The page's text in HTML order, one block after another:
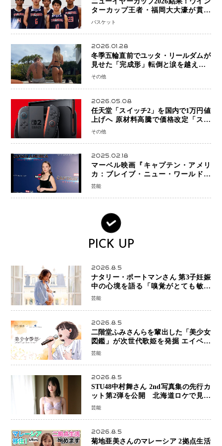
ターカップ王者・福岡大大濠が貫禄
V！ 東山は“背番号継承”で新たな物語
バスケット
2026.01.28
冬季五輪直前でユッタ・リールダムが
見せた「完成形」転倒と涙を越えて─
ミラノで金を狙うオランダ女王の現在
その他
2026.05.08
任天堂「スイッチ2」を国内で1万円値
上げへ 原材料高騰で価格改定「スイ
ッチオンライン」も引き上げ
その他
2025.02.18
マーベル映画『キャプテン・アメリ
カ：ブレイブ・ニュー・ワールド』
新ブラック・ウィドウ役のシラ・ハー
芸能
PICK UP
2026.8.5
ナタリー・ポートマンさん 第3子妊娠
中の心境を語る「嗅覚がとても敏感
に」マタニティフォトも公開
芸能
2026.8.5
二階堂ふみさんらを輩出した「美少女
図鑑」が次世代歌姫を発掘 エイベッ
クスと「美少女歌祭2026」開催決定
芸能
2026.8.5
STU48中村舞さん 2nd写真集の先行カ
ット第2弾を公開 北海道ロケで見せ
た“大人の魅力”と新たな挑戦
芸能
2026.8.5
菊地亜美さんのマレーシア 2拠点生活